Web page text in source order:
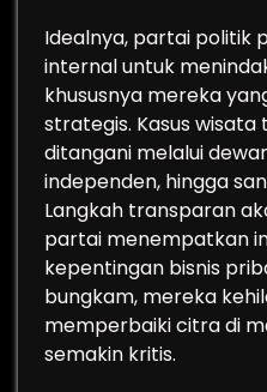
Idealnya, partai politik
internal untuk
khususnya mereka
strategis. Kasus wisata
ditangani melalui
independen, hingga
Langkah transparan
partai menempatkan
kepentingan bisnis
bungkam, mereka
memperbaiki citra di
semakin kritis.